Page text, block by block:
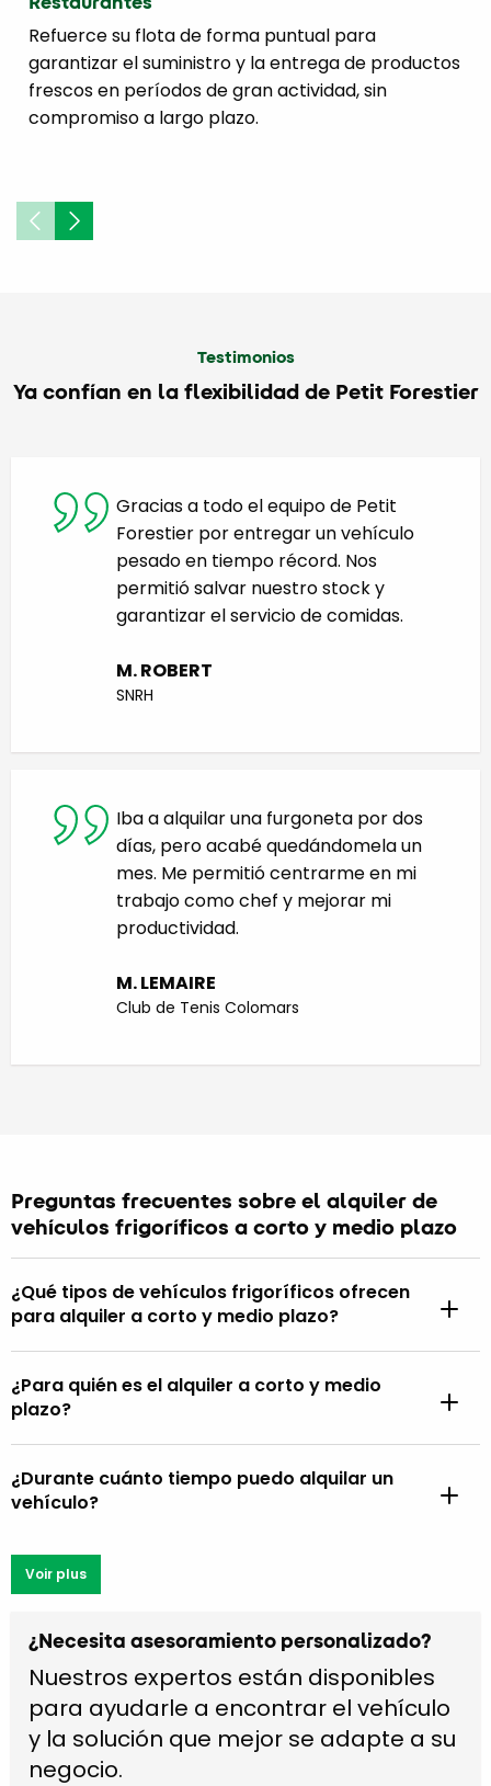
Refuerce su flota de forma puntual para
garantizar el suministro y la entrega de productos
frescos en períodos de gran actividad, sin
compromiso a largo plazo.
Testimonios
Ya confían en la flexibilidad de Petit Forestier
Gracias a todo el equipo de Petit
Forestier por entregar un vehículo
pesado en tiempo récord. Nos
permitió salvar nuestro stock y
garantizar el servicio de comidas.
M. ROBERT
SNRH
Iba a alquilar una furgoneta por dos
días, pero acabé quedándomela un
mes. Me permitió centrarme en mi
trabajo como chef y mejorar mi
productividad.
M. LEMAIRE
Club de Tenis Colomars
Preguntas frecuentes sobre el alquiler de
vehículos frigoríficos a corto y medio plazo
¿Qué tipos de vehículos frigoríficos ofrecen
para alquiler a corto y medio plazo?
¿Para quién es el alquiler a corto y medio
plazo?
¿Durante cuánto tiempo puedo alquilar un
vehículo?
Voir plus
¿Necesita asesoramiento personalizado?
Nuestros expertos están disponibles
para ayudarle a encontrar el vehículo
y la solución que mejor se adapte a su
negocio.